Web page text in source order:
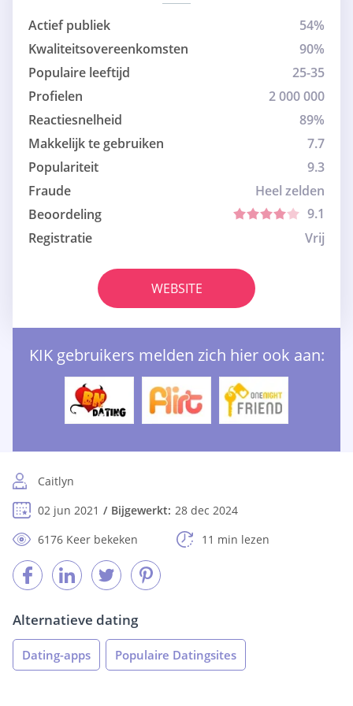
Actief publiek
54%
Kwaliteitsovereenkomsten
90%
Populaire leeftijd
25-35
Profielen
2 000 000
Reactiesnelheid
89%
Makkelijk te gebruiken
7.7
Populariteit
9.3
Fraude
Heel zelden
Beoordeling
9.1
Registratie
Vrij
WEBSITE
KIK gebruikers melden zich hier ook aan:
Caitlyn
02 jun 2021
Bijgewerkt: 28 dec 2024
6176 Keer bekeken
11 min lezen
Alternatieve dating
Dating-apps Populaire Datingsites